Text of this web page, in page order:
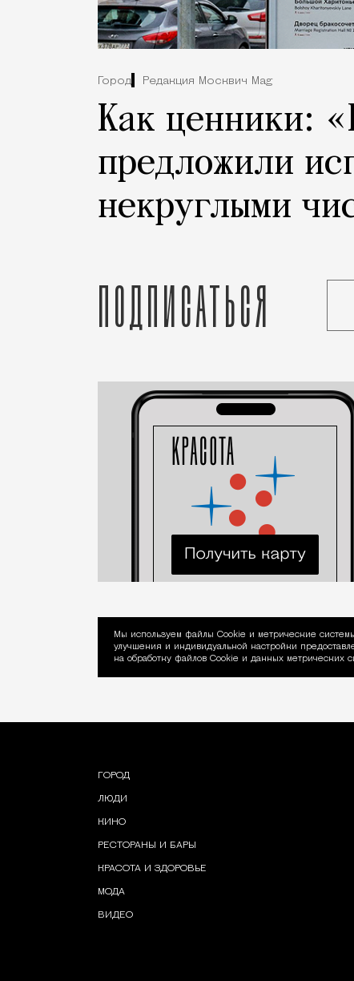
Город Редакция Москвич Mag
Как ценники:
предложили
некруглыми
Подписаться
Уведомление об
Мы используем файлы Сookie и метрические
улучшения и индивидуальной настройки
на обработку файлов Cookie и данных метрических
ГОРОД
ЛЮДИ
КИНО
РЕСТОРАНЫ И БАРЫ
КРАСОТА И ЗДОРОВЬЕ
МОДА
ВИДЕО